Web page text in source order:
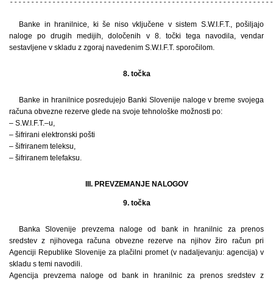
Banke in hranilnice, ki še niso vključene v sistem S.W.I.F.T., pošiljajo
naloge po drugih medijih, določenih v 8. točki tega navodila, vendar
sestavljene v skladu z zgoraj navedenim S.W.I.F.T. sporočilom.
8. točka
Banke in hranilnice posredujejo Banki Slovenije naloge v breme svojega
računa obvezne rezerve glede na svoje tehnološke možnosti po:
– S.W.I.F.T.–u,
– šifrirani elektronski pošti
– šifriranem teleksu,
– šifriranem telefaksu.
III. PREVZEMANJE NALOGOV
9. točka
Banka Slovenije prevzema naloge od bank in hranilnic za prenos
sredstev z njihovega računa obvezne rezerve na njihov žiro račun pri
Agenciji Republike Slovenije za plačilni promet (v nadaljevanju: agencija) v
skladu s temi navodili.
Agencija prevzema naloge od bank in hranilnic za prenos sredstev z